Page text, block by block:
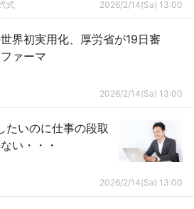
式 2026/2/14(Sa) 13:00
界初実用化、厚労省が19日審
ァーマ
2026/2/14(Sa) 13:00
たいのに仕事の段取
い・・・
2026/2/14(Sa) 13:00